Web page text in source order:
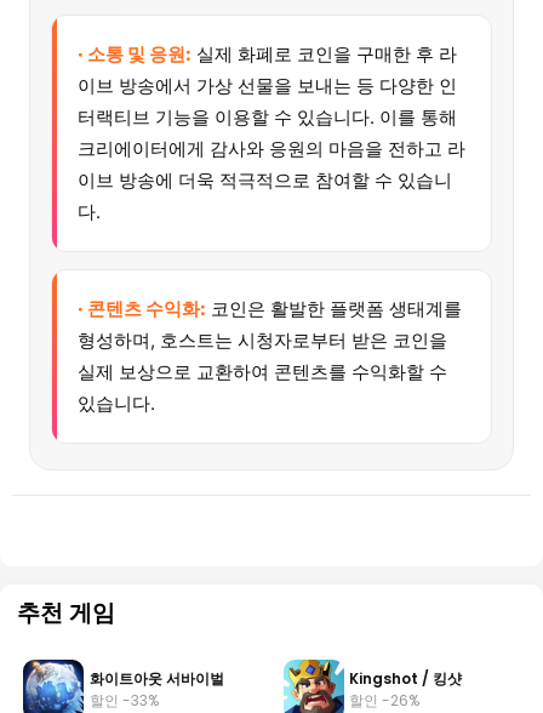
· 소통 및 응원: 실제 화폐로 코인을 구매한 후 라
이브 방송에서 가상 선물을 보내는 등 다양한 인
터랙티브 기능을 이용할 수 있습니다. 이를 통해
크리에이터에게 감사와 응원의 마음을 전하고 라
이브 방송에 더욱 적극적으로 참여할 수 있습니
다.
· 콘텐츠 수익화: 코인은 활발한 플랫폼 생태계를
형성하며, 호스트는 시청자로부터 받은 코인을
실제 보상으로 교환하여 콘텐츠를 수익화할 수
있습니다.
추천 게임
화이트아웃 서바이벌
할인 -33%
Kingshot / 킹샷
할인 -26%